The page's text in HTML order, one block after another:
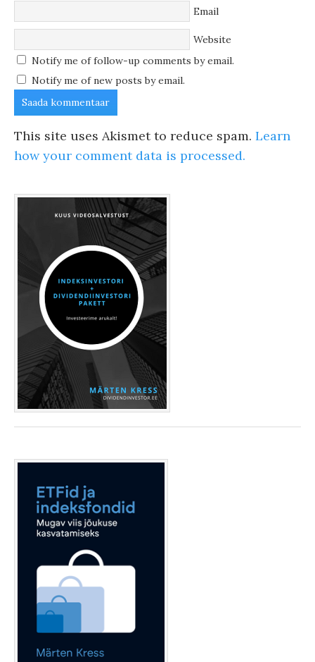
Email
Website
Notify me of follow-up comments by email.
Notify me of new posts by email.
This site uses Akismet to reduce spam. Learn
how your comment data is processed.